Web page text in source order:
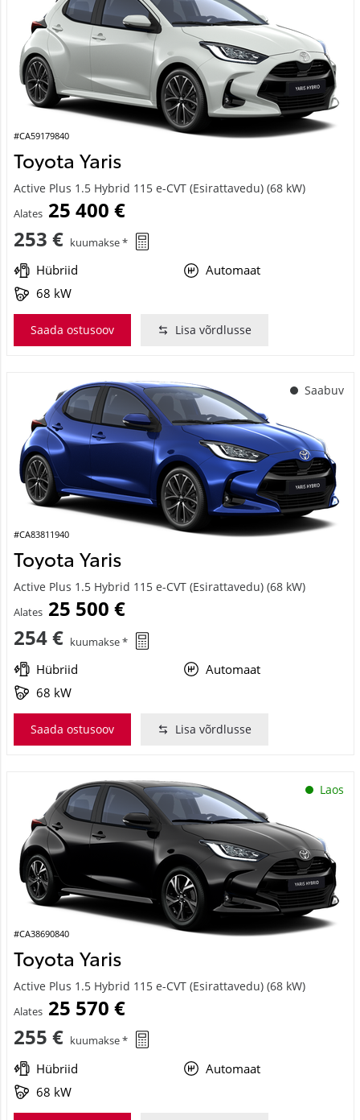
#CA59179840
Toyota Yaris
Active Plus 1.5 Hybrid 115 e-CVT (Esirattavedu) (68 kW)
Alates 25 400 €
253 € kuumakse *
Hübriid
Automaat
68 kW
Saada ostusoov Lisa võrdlusse
Saabuv
#CA83811940
Toyota Yaris
Active Plus 1.5 Hybrid 115 e-CVT (Esirattavedu) (68 kW)
Alates 25 500 €
254 € kuumakse *
Hübriid
Automaat
68 kW
Saada ostusoov Lisa võrdlusse
Laos
#CA38690840
Toyota Yaris
Active Plus 1.5 Hybrid 115 e-CVT (Esirattavedu) (68 kW)
Alates 25 570 €
255 € kuumakse *
Hübriid
Automaat
68 kW